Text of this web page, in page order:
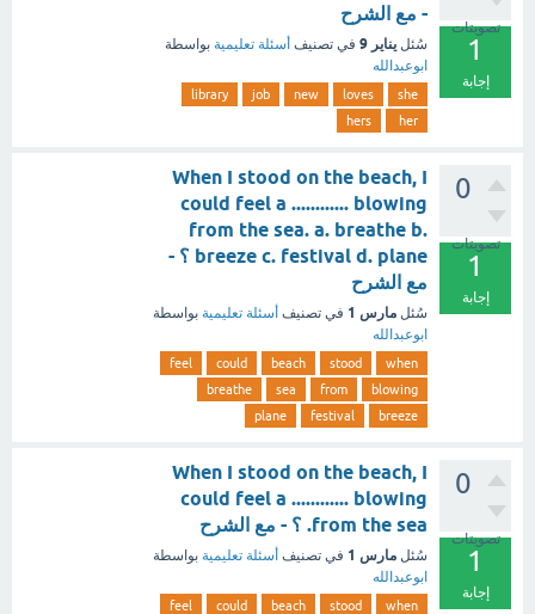
تصويتات
1
إجابة
- مع الشرح
سُئل يناير 9 في تصنيف أسئلة تعليمية بواسطة
ابوعبدالله
she
loves
new
job
library
her
hers
0
تصويتات
1
إجابة
When I stood on the beach, I
could feel a ............ blowing
from the sea. a. breathe b.
breeze c. festival d. plane ؟ -
مع الشرح
سُئل مارس 1 في تصنيف أسئلة تعليمية بواسطة
ابوعبدالله
when
stood
beach
could
feel
blowing
from
sea
breathe
breeze
festival
plane
0
تصويتات
1
إجابة
When I stood on the beach, I
could feel a ............ blowing
from the sea. ؟ - مع الشرح
سُئل مارس 1 في تصنيف أسئلة تعليمية بواسطة
ابوعبدالله
when
stood
beach
could
feel